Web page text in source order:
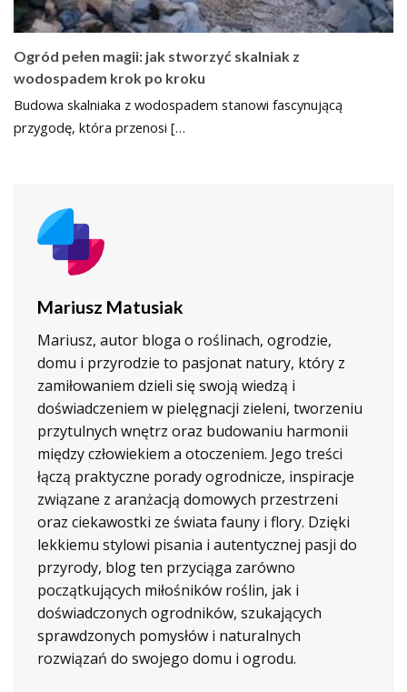
Ogród pełen magii: jak stworzyć skalniak z
wodospadem krok po kroku
Budowa skalniaka z wodospadem stanowi fascynującą
przygodę, która przenosi […
Mariusz Matusiak
Mariusz, autor bloga o roślinach, ogrodzie,
domu i przyrodzie to pasjonat natury, który z
zamiłowaniem dzieli się swoją wiedzą i
doświadczeniem w pielęgnacji zieleni, tworzeniu
przytulnych wnętrz oraz budowaniu harmonii
między człowiekiem a otoczeniem. Jego treści
łączą praktyczne porady ogrodnicze, inspiracje
związane z aranżacją domowych przestrzeni
oraz ciekawostki ze świata fauny i flory. Dzięki
lekkiemu stylowi pisania i autentycznej pasji do
przyrody, blog ten przyciąga zarówno
początkujących miłośników roślin, jak i
doświadczonych ogrodników, szukających
sprawdzonych pomysłów i naturalnych
rozwiązań do swojego domu i ogrodu.